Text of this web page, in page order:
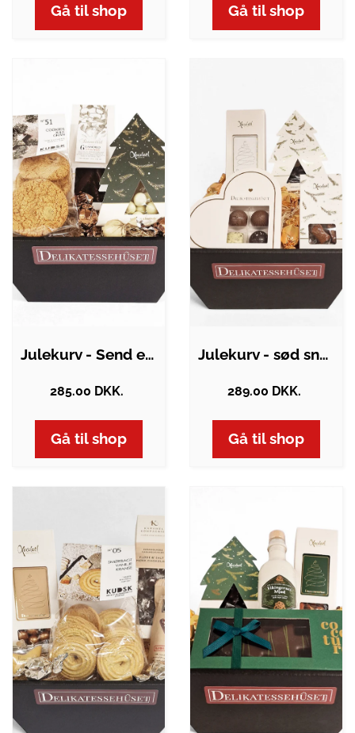
Gå til shop Gå til shop
Julekurv - Send en julehilsen
285.00 DKK.
Gå til shop
Julekurv - sød snehvid gavekurv med…
289.00 DKK.
Gå til shop